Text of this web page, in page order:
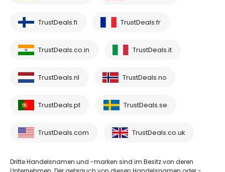
TrustDeals.fi TrustDeals.fr
TrustDeals.co.in TrustDeals.it
TrustDeals.nl TrustDeals.no
TrustDeals.pt TrustDeals.se
TrustDeals.com TrustDeals.co.uk
Dritte Handelsnamen und -marken sind im Besitz von deren